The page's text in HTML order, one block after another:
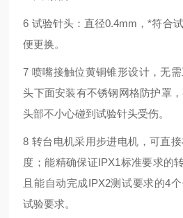
6 试验针头：直径0.4mm，*符合
便更换。
7 喷嘴接触位黄铜锥形设计，无
头下面安装有不锈钢网格防护罩
头部不小心碰到试验针头受伤。
8 转台电机采用步进电机，可直
度；能精确保证IPX1标准要求的
且能自动完成IPX2测试要求的4
试验要求。